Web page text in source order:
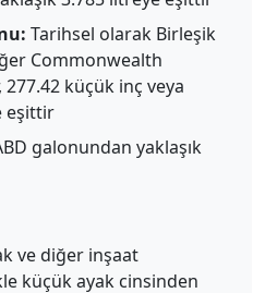
Tarihsel olarak Birleşik
Commonwealth
277.42 küçük inç veya
eşittir
galonundan yaklaşık
ve diğer inşaat
küçük ayak cinsinden